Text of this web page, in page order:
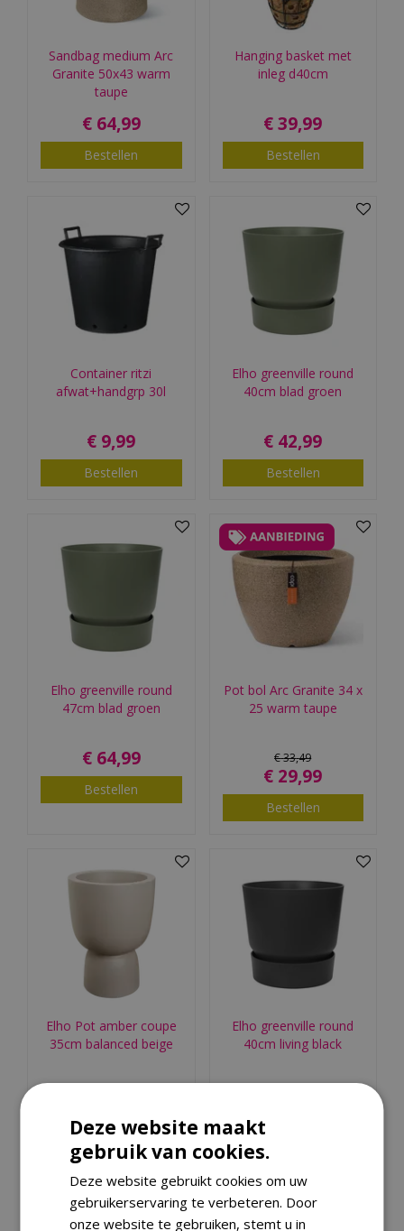
Sandbag medium Arc
Granite 50x43 warm
taupe
€ 64,99
Bestellen
Hanging basket met
inleg d40cm
€ 39,99
Bestellen
Container ritzi
afwat+handgrp 30l
€ 9,99
Bestellen
Elho greenville round
40cm blad groen
€ 42,99
Bestellen
Elho greenville round
47cm blad groen
€ 64,99
Bestellen
Pot bol Arc Granite 34 x
25 warm taupe
€33,49
€ 29,99
Bestellen
Elho Pot amber coupe
35cm balanced beige
Bestellen
Elho greenville round
40cm living black
Deze website maakt
gebruik van cookies.
Deze website gebruikt cookies om uw
gebruikerservaring te verbeteren. Door
onze website te gebruiken, stemt u in